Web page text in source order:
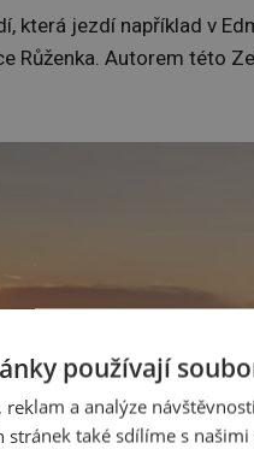
která jezdí například v
Růženka. Autorem této
používají
reklam a analýze
stránek také sdílíme s